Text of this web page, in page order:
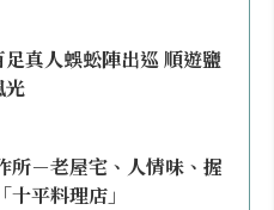
真人蜈蚣陣出巡 順遊鹽
光
所－老屋宅、人情味、握
平料理店」